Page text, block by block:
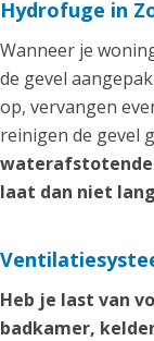
Hydrofuge in
Wanneer je
de gevel
op, vervangen
reinigen de gevel
waterafstotende
laat dan niet
Heb je last van
badkamer,